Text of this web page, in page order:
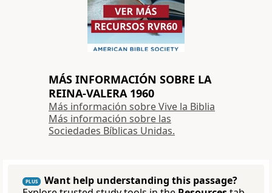
MÁS INFORMACIÓN SOBRE LA
REINA-VALERA 1960
Más información sobre Vive la Biblia
Más información sobre las
Sociedades Bíblicas Unidas.
PLUS
Want help understanding this passage?